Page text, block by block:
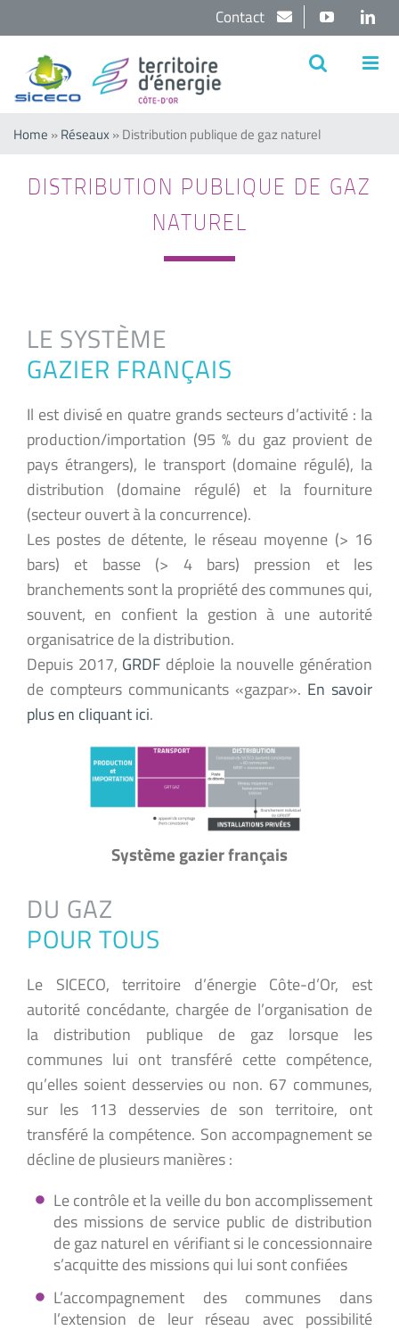
contenu
YouTube
Contact
Home »Réseaux»Distribution publique de gaz naturel
DISTRIBUTION PUBLIQUE DE GAZ
NATUREL
LE SYSTÈME
GAZIER FRANÇAIS
Il est divisé en quatre grands secteurs d’activité : la
production/importation (95 % du gaz provient de
pays étrangers), le transport (domaine régulé), la
distribution (domaine régulé) et la fourniture
(secteur ouvert à la concurrence).
Les postes de détente, le réseau moyenne (> 16
bars) et basse (> 4 bars) pression et les
branchements sont la propriété des communes qui,
souvent, en confient la gestion à une autorité
organisatrice de la distribution.
Depuis 2017, GRDF déploie la nouvelle génération
de compteurs communicants «gazpar». En savoir
plus en cliquant ici.
Système gazier français
DU GAZ
POUR TOUS
Le SICECO, territoire d’énergie Côte-d’Or, est
autorité concédante, chargée de l’organisation de
la distribution publique de gaz lorsque les
communes lui ont transféré cette compétence,
qu’elles soient desservies ou non. 67 communes,
sur les 113 desservies de son territoire, ont
transféré la compétence. Son accompagnement se
décline de plusieurs manières :
Le contrôle et la veille du bon accomplissement
des missions de service public de distribution
de gaz naturel en vérifiant si le concessionnaire
s’acquitte des missions qui lui sont confiées
L’accompagnement des communes dans
l’extension de leur réseau avec possibilité